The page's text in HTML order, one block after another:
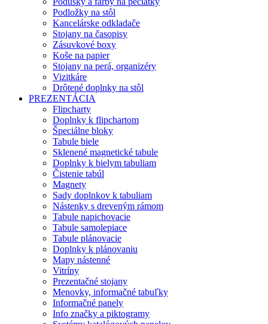
Podložky na stôl
Kancelárske odkladače
Stojany na časopisy
Zásuvkové boxy
Koše na papier
Stojany na perá, organizéry
Vizitkáre
Drôtené doplnky na stôl
PREZENTÁCIA
Flipcharty
Doplnky k flipchartom
Špeciálne bloky
Tabule biele
Sklenené magnetické tabule
Doplnky k bielym tabuliam
Čistenie tabúl
Magnety
Sady doplnkov k tabuliam
Nástenky s dreveným rámom
Tabule napichovacie
Tabule samolepiace
Tabule plánovacie
Doplnky k plánovaniu
Mapy nástenné
Vitríny
Prezentačné stojany
Menovky, informačné tabuľky
Informačné panely
Info značky a piktogramy